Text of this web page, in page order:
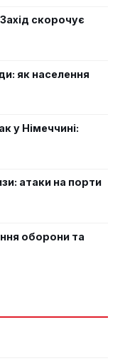
скорочує
як населення
у Німеччині:
атаки на порти
оборони та